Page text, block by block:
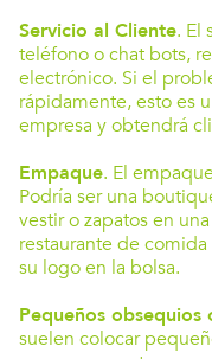
Servicio al Cliente. El
teléfono o chat bots,
electrónico. Si el
rápidamente, esto es
empresa y obtendrá
Empaque. El
Podría ser una
vestir o zapatos en
restaurante de
su logo en la bolsa.
Pequeños
suelen colocar